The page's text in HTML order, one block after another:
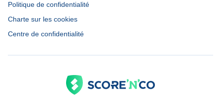
Politique de confidentialité
Charte sur les cookies
Centre de confidentialité